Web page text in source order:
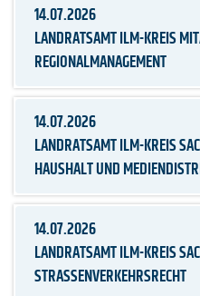
14.07.2026
LANDRATSAMT ILM-KREIS
REGIONALMANAGEMENT
14.07.2026
LANDRATSAMT ILM-KREIS
HAUSHALT UND
14.07.2026
LANDRATSAMT ILM-KREIS
STRASSENVERKEHRSRECHT